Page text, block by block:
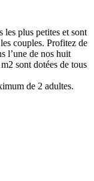
les plus petites et sont
couples. Profitez de
l’une de nos huit
sont dotées de tous
de 2 adultes.